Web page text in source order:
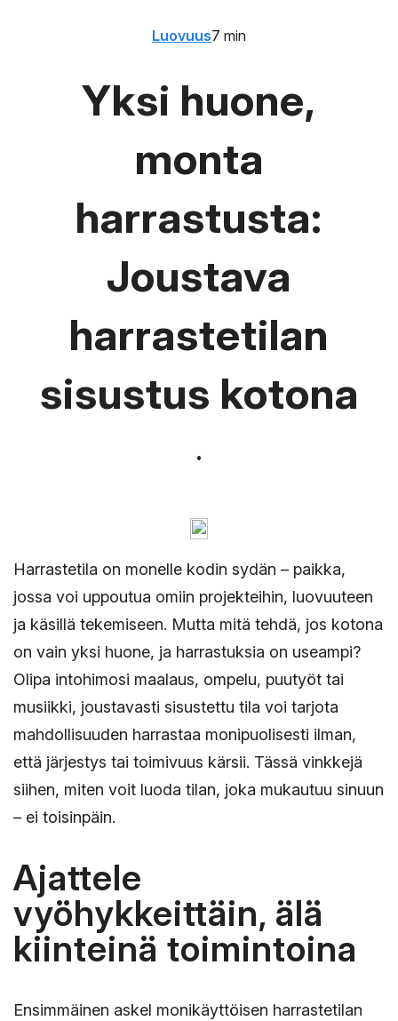
Yksi huone,
monta
harrastusta:
Joustava
harrastetilan
sisustus kotona
Luovuus7 min
Harrastetila on monelle kodin sydän – paikka,
jossa voi uppoutua omiin projekteihin, luovuuteen
ja käsillä tekemiseen. Mutta mitä tehdä, jos kotona
on vain yksi huone, ja harrastuksia on useampi?
Olipa intohimosi maalaus, ompelu, puutyöt tai
musiikki, joustavasti sisustettu tila voi tarjota
mahdollisuuden harrastaa monipuolisesti ilman,
että järjestys tai toimivuus kärsii. Tässä vinkkejä
siihen, miten voit luoda tilan, joka mukautuu sinuun
– ei toisinpäin.
Ajattele
vyöhykkeittäin, älä
kiinteinä toimintoina
Ensimmäinen askel monikäyttöisen harrastetilan